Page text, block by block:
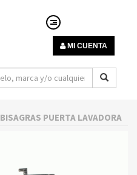
MI CUENTA
BISAGRAS PUERTA LAVADORA